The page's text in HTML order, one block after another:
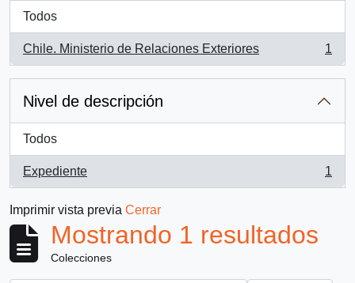
Todos
Chile. Ministerio de Relaciones Exteriores
, 1 resultados
1
Nivel de descripción
Todos
Expediente
, 1 resultados
1
Imprimir vista previa Cerrar
Mostrando 1 resultados
Colecciones